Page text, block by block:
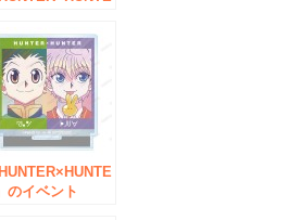
『HUNTER×HUN
』Ani-Art アニ
イトフェア in
」の開催が決
HUNTER×HUNTE
のイベント